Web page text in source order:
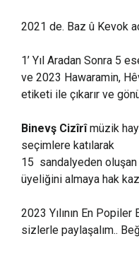
2021 de. Baz û Kevok
1’ Yıl Aradan Sonra 5
ve 2023 Hawaramin,
etiketi ile çıkarır ve
Binevş Cizîrîmüzik
seçimlere katılarak
15 sandalyeden oluşan
üyeliğini almaya hak
2023 Yılının En
sizlerle paylaşalım..